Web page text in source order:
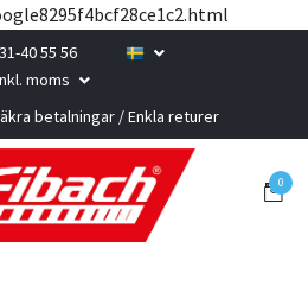
40 55 56
moms
betalningar / Enkla returer
0